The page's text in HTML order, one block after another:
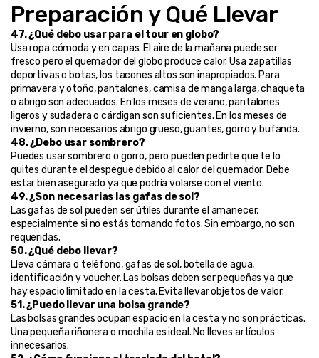
Preparación y Qué Llevar
47. ¿Qué debo usar para el tour en globo?
Usa ropa cómoda y en capas. El aire de la mañana puede ser
fresco pero el quemador del globo produce calor. Usa zapatillas
deportivas o botas, los tacones altos son inapropiados. Para
primavera y otoño, pantalones, camisa de manga larga, chaqueta
o abrigo son adecuados. En los meses de verano, pantalones
ligeros y sudadera o cárdigan son suficientes. En los meses de
invierno, son necesarios abrigo grueso, guantes, gorro y bufanda.
48. ¿Debo usar sombrero?
Puedes usar sombrero o gorro, pero pueden pedirte que te lo
quites durante el despegue debido al calor del quemador. Debe
estar bien asegurado ya que podría volarse con el viento.
49. ¿Son necesarias las gafas de sol?
Las gafas de sol pueden ser útiles durante el amanecer,
especialmente si no estás tomando fotos. Sin embargo, no son
requeridas.
50. ¿Qué debo llevar?
Lleva cámara o teléfono, gafas de sol, botella de agua,
identificación y voucher. Las bolsas deben ser pequeñas ya que
hay espacio limitado en la cesta. Evita llevar objetos de valor.
51. ¿Puedo llevar una bolsa grande?
Las bolsas grandes ocupan espacio en la cesta y no son prácticas.
Una pequeña riñonera o mochila es ideal. No lleves artículos
innecesarios.